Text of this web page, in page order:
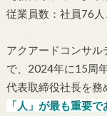
従業員数：社員76
アクアードコンサル
で、2024年に15周
代表取締役社長を務
「人」が最も重要